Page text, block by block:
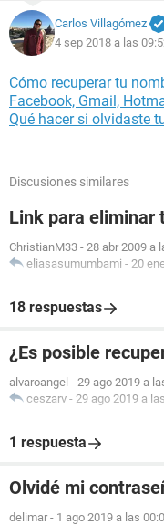
Carlos Villagómez
4 sep 2018 a las
Cómo recuperar tu
Facebook, Gmail,
Qué hacer si olvidaste
Discusiones similares
Link para eliminar
ChristianM33 - 28 abr 2009 a
eliasasumumbami - 20
18 respuestas
¿Es posible
alvaroangel - 29 ago 2019 a
ceszarv - 29 ago 2019 a
1 respuesta
Olvidé mi
delimar - 1 ago 2019 a las